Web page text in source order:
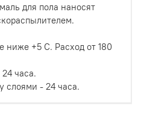
для пола наносят
ниже +5 С. Расход от 180
часа.
слоями - 24 часа.